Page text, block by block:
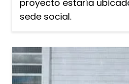
proyecto estaría
sede social.